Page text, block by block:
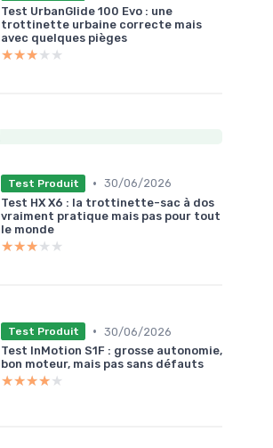
Test UrbanGlide 100 Evo : une
trottinette urbaine correcte mais
avec quelques pièges
★★★★★
★★★★★
Test Produit • 30/06/2026
Test HX X6 : la trottinette-sac à dos
vraiment pratique mais pas pour tout
le monde
★★★★★
★★★★★
Test Produit • 30/06/2026
Test InMotion S1F : grosse autonomie,
bon moteur, mais pas sans défauts
★★★★★
★★★★★